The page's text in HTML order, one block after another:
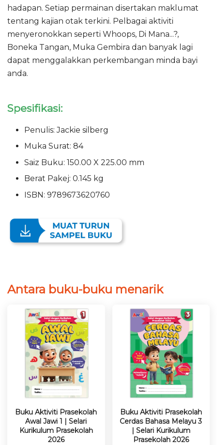
hadapan. Setiap permainan disertakan maklumat
tentang kajian otak terkini. Pelbagai aktiviti
menyeronokkan seperti Whoops, Di Mana...?,
Boneka Tangan, Muka Gembira dan banyak lagi
dapat menggalakkan perkembangan minda bayi
anda.
Spesifikasi:
Penulis: Jackie silberg
Muka Surat: 84
Saiz Buku: 150.00 X 225.00 mm
Berat Pakej: 0.145 kg
ISBN: 9789673620760
Antara buku-buku menarik
Buku Aktiviti Prasekolah
Awal Jawi 1 | Selari
Kurikulum Prasekolah
2026
Buku Aktiviti Prasekolah
Cerdas Bahasa Melayu 3
| Selari Kurikulum
Prasekolah 2026